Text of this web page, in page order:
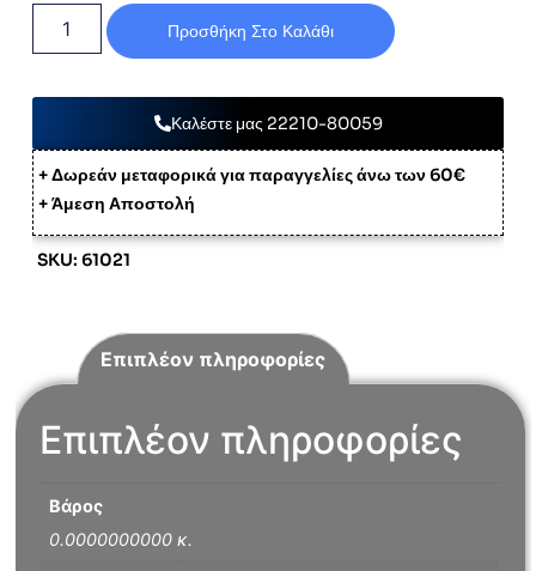
Προσθήκη Στο Καλάθι
Καλέστε μας 22210-80059
+ Δωρεάν μεταφορικά για παραγγελίες άνω των 60€
+ Άμεση Αποστολή
SKU: 61021
Επιπλέον πληροφορίες
Επιπλέον πληροφορίες
Βάρος
0.0000000000 κ.